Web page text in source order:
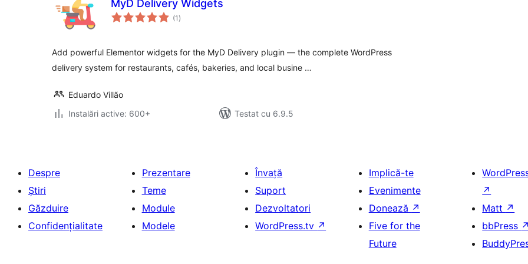
MyD Delivery Widgets
(1 total
aprecieri
)
Add powerful Elementor widgets for the MyD Delivery plugin — the complete WordPress
delivery system for restaurants, cafés, bakeries, and local busine …
Eduardo Villão
Instalări active: 600+
Testat cu 6.9.5
Despre
Știri
Găzduire
Confidențialitate
Prezentare
Teme
Module
Modele
Învață
Suport
Dezvoltatori
WordPress.tv ↗
Implică-te
Evenimente
Donează ↗
Five for the
Future
↗
Matt ↗
bbPress ↗